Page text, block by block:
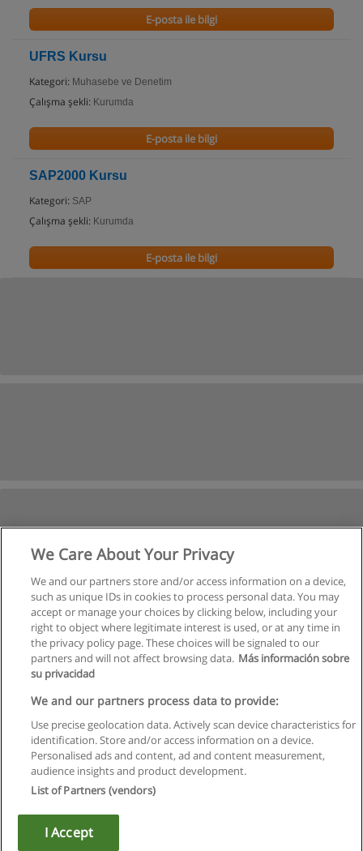
E-posta ile bilgi
UFRS Kursu
Kategori: Muhasebe ve Denetim
Çalışma şekli: Kurumda
E-posta ile bilgi
SAP2000 Kursu
Kategori: SAP
Çalışma şekli: Kurumda
E-posta ile bilgi
Program geçmişini gör
Kullanım koşulları
Gizlilik politikası
İletişim Educaedu
Copyright © Educaedu Business S.L. - CIF : B-95610580: -
We Care About Your Privacy
We and our partners store and/or access information on a device,
such as unique IDs in cookies to process personal data. You may
accept or manage your choices by clicking below, including your
right to object where legitimate interest is used, or at any time in
the privacy policy page. These choices will be signaled to our
partners and will not affect browsing data. Más información sobre
su privacidad
We and our partners process data to provide:
Use precise geolocation data. Actively scan device characteristics for
identification. Store and/or access information on a device.
Personalised ads and content, ad and content measurement,
audience insights and product development.
List of Partners (vendors)
I Accept